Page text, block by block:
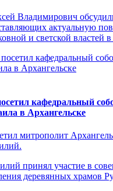
Владимирович
актуальную
и светской властей
кафедральный
в Архангельске
митрополит